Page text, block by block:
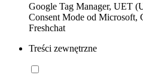
Google Tag Manager, UET
Consent Mode od Microsoft,
Freshchat
Treści zewnętrzne